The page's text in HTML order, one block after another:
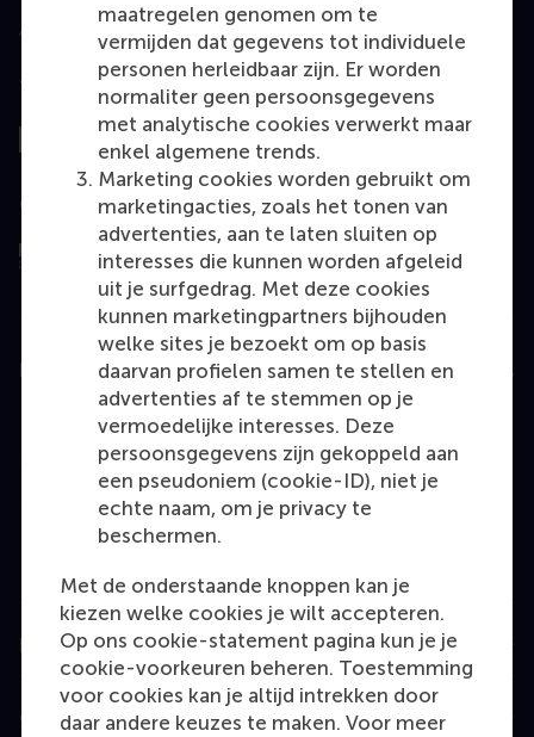
maatregelen genomen om te
vermijden dat gegevens tot individuele
personen herleidbaar zijn. Er worden
normaliter geen persoonsgegevens
met analytische cookies verwerkt maar
enkel algemene trends.
Marketing cookies worden gebruikt om
marketingacties, zoals het tonen van
advertenties, aan te laten sluiten op
interesses die kunnen worden afgeleid
uit je surfgedrag. Met deze cookies
kunnen marketingpartners bijhouden
welke sites je bezoekt om op basis
daarvan profielen samen te stellen en
advertenties af te stemmen op je
vermoedelijke interesses. Deze
persoonsgegevens zijn gekoppeld aan
een pseudoniem (cookie-ID), niet je
echte naam, om je privacy te
beschermen.
Met de onderstaande knoppen kan je
kiezen welke cookies je wilt accepteren.
Op ons cookie-statement pagina kun je je
cookie-voorkeuren beheren. Toestemming
voor cookies kan je altijd intrekken door
daar andere keuzes te maken. Voor meer
Top gerangschikt
Geëvalueerd door
Education
Bachelor
Executive Education
Programme finder
Information for
Contact